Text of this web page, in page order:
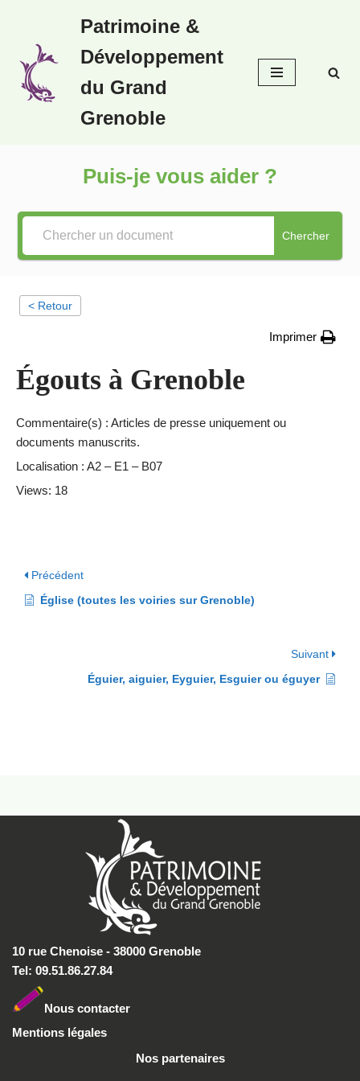
au
contenu
Patrimoine &
Développement
du Grand
Grenoble
Puis-je vous aider ?
Chercher
< Retour
Imprimer
Égouts à Grenoble
Commentaire(s) : Articles de presse uniquement ou
documents manuscrits.
Localisation : A2 – E1 – B07
Views: 18
Précédent
Église (toutes les voiries sur Grenoble)
Suivant
Éguier, aiguier, Eyguier, Esguier ou éguyer
10 rue Chenoise - 38000 Grenoble
Tel: 09.51.86.27.84
Nous contacter
Mentions légales
Nos partenaires